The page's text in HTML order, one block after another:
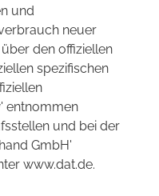
und
neuer
den offiziellen
spezifischen
entnommen
und bei der
GmbH'
www.dat.de.